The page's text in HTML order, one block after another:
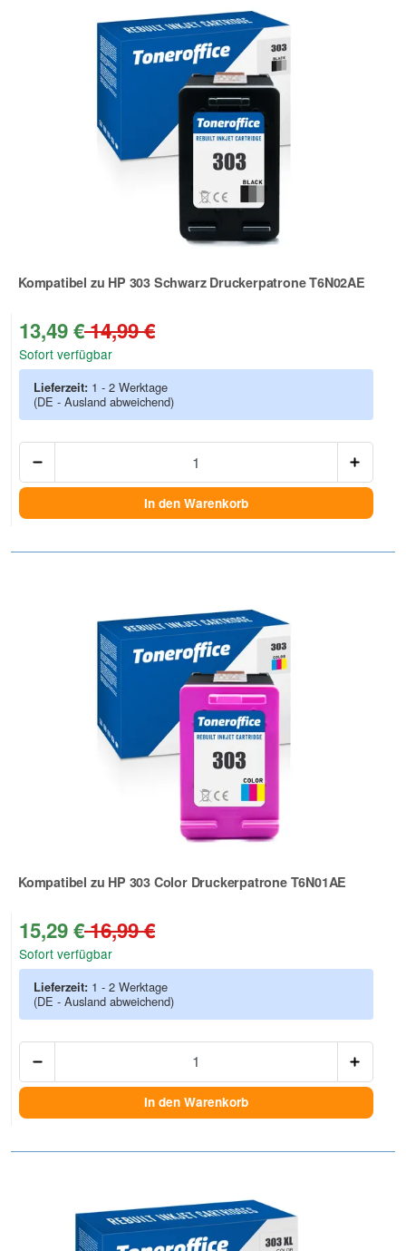
Kompatibel zu HP 303 Schwarz Druckerpatrone T6N02AE
Zur Artikelbewertung
13,49 €14,99 €
Sofort verfügbar
Lieferzeit: 1 - 2 Werktage
(DE - Ausland abweichend)
In den Warenkorb
Kompatibel zu HP 303 Color Druckerpatrone T6N01AE
Zur Artikelbewertung
15,29 €16,99 €
Sofort verfügbar
Lieferzeit: 1 - 2 Werktage
(DE - Ausland abweichend)
In den Warenkorb